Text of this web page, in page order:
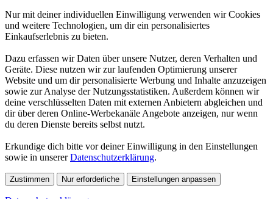
Nur mit deiner individuellen Einwilligung verwenden wir Cookies
und weitere Technologien, um dir ein personalisiertes
Einkaufserlebnis zu bieten.
Dazu erfassen wir Daten über unsere Nutzer, deren Verhalten und
Geräte. Diese nutzen wir zur laufenden Optimierung unserer
Website und um dir personalisierte Werbung und Inhalte anzuzeigen
sowie zur Analyse der Nutzungsstatistiken. Außerdem können wir
deine verschlüsselten Daten mit externen Anbietern abgleichen und
dir über deren Online-Werbekanäle Angebote anzeigen, nur wenn
du deren Dienste bereits selbst nutzt.
Erkundige dich bitte vor deiner Einwilligung in den Einstellungen
sowie in unsererDatenschutzerklärung.
Zustimmen Nur erforderliche Einstellungen anpassen